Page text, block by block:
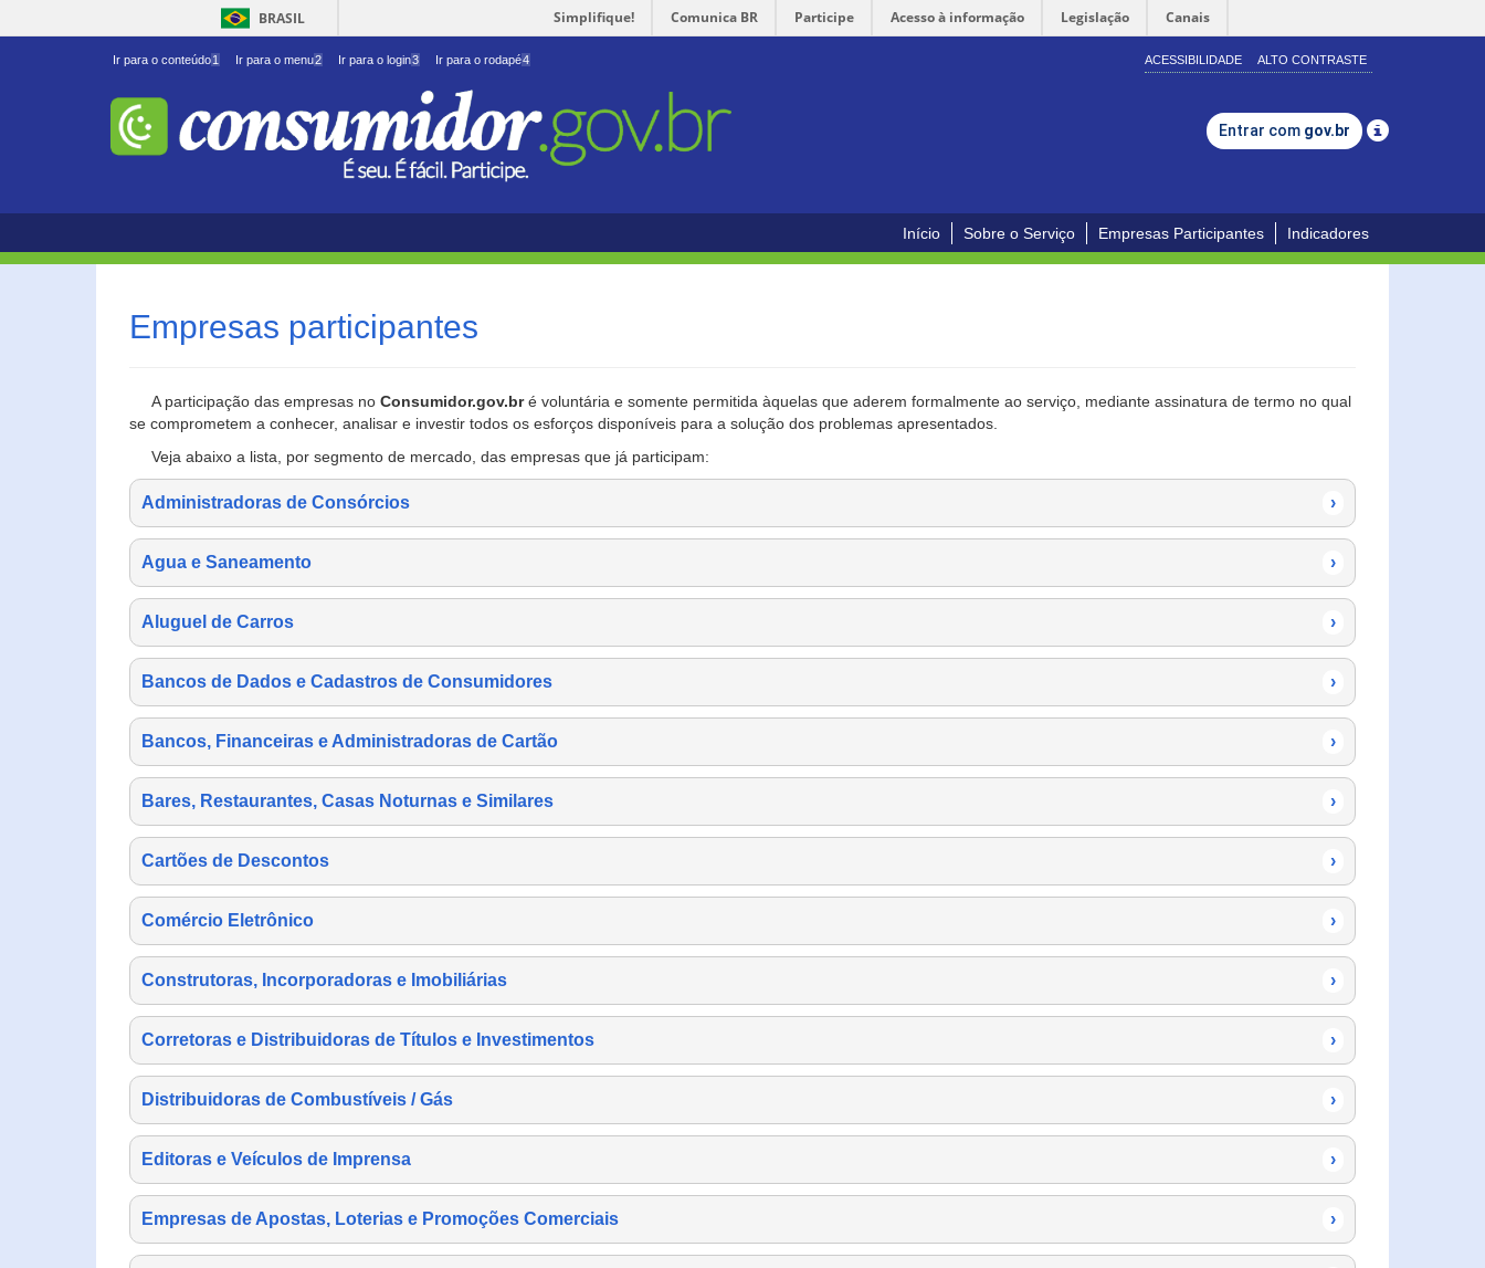
BRASIL Simplifique! Comunica BR Participe Acesso à informação Legislação Canais
Ir para o conteúdo1 Ir para o menu2 Ir para o login3 Ir para o rodapé4 ACESSIBILIDADE ALTO CONTRASTE
Entrar com gov.br
Início Sobre o Serviço Empresas Participantes Indicadores
Empresas participantes
A participação das empresas no Consumidor.gov.bré voluntária e somente permitida àquelas que aderem formalmente ao serviço, mediante assinatura de termo no qual
se comprometem a conhecer, analisar e investir todos os esforços disponíveis para a solução dos problemas apresentados.
Veja abaixo a lista, por segmento de mercado, das empresas que já participam:
Administradoras de Consórcios ›
Agua e Saneamento ›
Aluguel de Carros ›
Bancos de Dados e Cadastros de Consumidores ›
Bancos, Financeiras e Administradoras de Cartão ›
Bares, Restaurantes, Casas Noturnas e Similares ›
Cartões de Descontos ›
Comércio Eletrônico ›
Construtoras, Incorporadoras e Imobiliárias ›
Corretoras e Distribuidoras de Títulos e Investimentos ›
Distribuidoras de Combustíveis / Gás ›
Editoras e Veículos de Imprensa ›
Empresas de Apostas, Loterias e Promoções Comerciais ›